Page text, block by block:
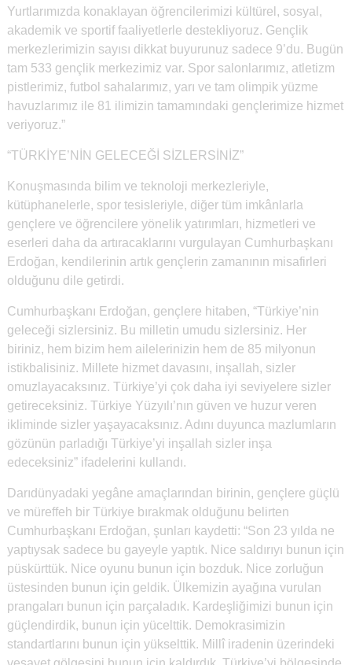
Yurtlarımızda konaklayan öğrencilerimizi kültürel, sosyal,
akademik ve sportif faaliyetlerle destekliyoruz. Gençlik
merkezlerimizin sayısı dikkat buyurunuz sadece 9’du. Bugün
tam 533 gençlik merkezimiz var. Spor salonlarımız, atletizm
pistlerimiz, futbol sahalarımız, yarı ve tam olimpik yüzme
havuzlarımız ile 81 ilimizin tamamındaki gençlerimize hizmet
veriyoruz.”
“TÜRKİYE’NİN GELECEĞİ SİZLERSİNİZ”
Konuşmasında bilim ve teknoloji merkezleriyle,
kütüphanelerle, spor tesisleriyle, diğer tüm imkânlarla
gençlere ve öğrencilere yönelik yatırımları, hizmetleri ve
eserleri daha da artıracaklarını vurgulayan Cumhurbaşkanı
Erdoğan, kendilerinin artık gençlerin zamanının misafirleri
olduğunu dile getirdi.
Cumhurbaşkanı Erdoğan, gençlere hitaben, “Türkiye’nin
geleceği sizlersiniz. Bu milletin umudu sizlersiniz. Her
biriniz, hem bizim hem ailelerinizin hem de 85 milyonun
istikbalisiniz. Millete hizmet davasını, inşallah, sizler
omuzlayacaksınız. Türkiye’yi çok daha iyi seviyelere sizler
getireceksiniz. Türkiye Yüzyılı’nın güven ve huzur veren
ikliminde sizler yaşayacaksınız. Adını duyunca mazlumların
gözünün parladığı Türkiye’yi inşallah sizler inşa
edeceksiniz” ifadelerini kullandı.
Darıdünyadaki yegâne amaçlarından birinin, gençlere güçlü
ve müreffeh bir Türkiye bırakmak olduğunu belirten
Cumhurbaşkanı Erdoğan, şunları kaydetti: “Son 23 yılda ne
yaptıysak sadece bu gayeyle yaptık. Nice saldırıyı bunun için
püskürttük. Nice oyunu bunun için bozduk. Nice zorluğun
üstesinden bunun için geldik. Ülkemizin ayağına vurulan
prangaları bunun için parçaladık. Kardeşliğimizi bunun için
güçlendirdik, bunun için yücelttik. Demokrasimizin
standartlarını bunun için yükselttik. Millî iradenin üzerindeki